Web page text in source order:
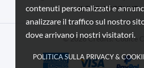
contenuti personalizzati e
analizzare il traffico sul nostro
dove arrivano i nostri visitatori.
POLITICA SULLA PRIVACY &
IL TUO ACCOUNT
© 2026 Credits:Codice